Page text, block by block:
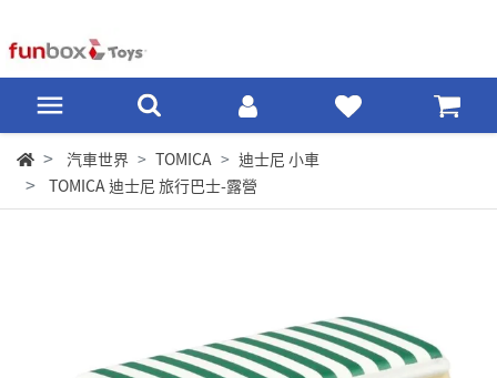
汽車世界 TOMICA
迪士尼 小車
TOMICA 迪士尼 旅行巴士-露營